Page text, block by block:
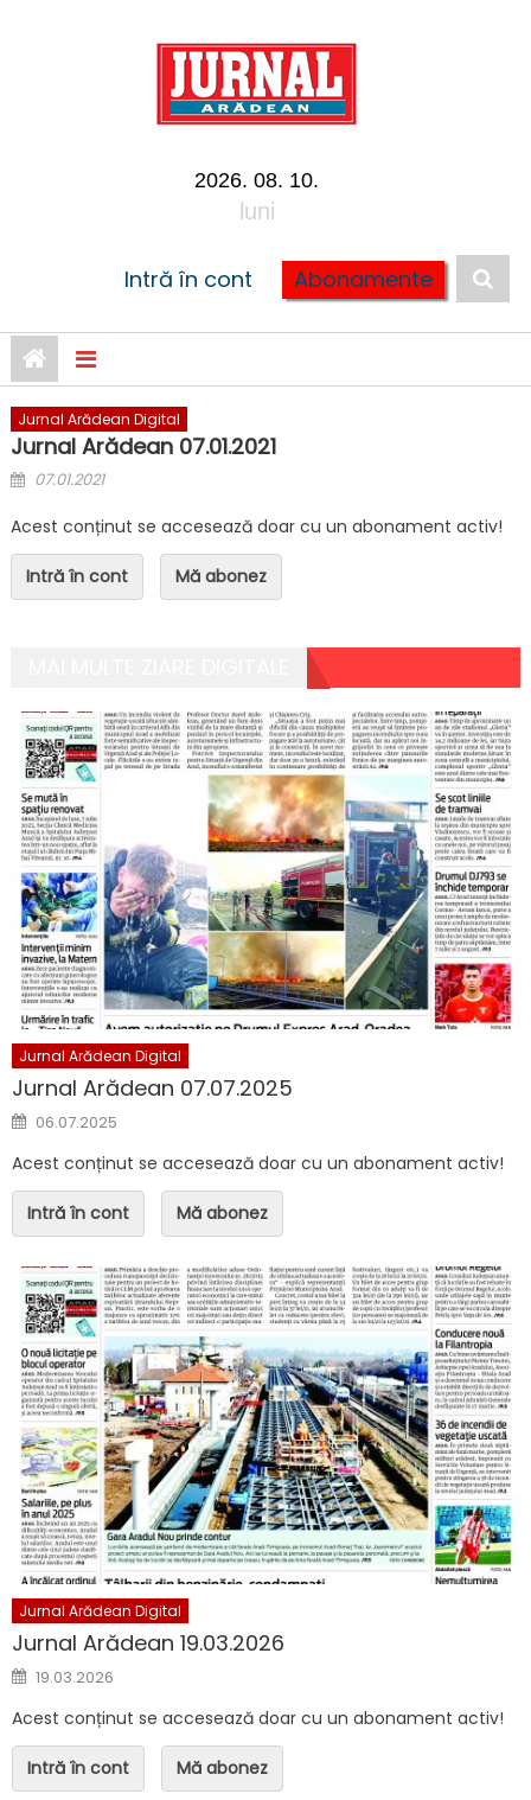
2026. 08. 10.
luni
Intră în cont Abonamente
Jurnal Arădean Digital
Jurnal Arădean 07.01.2021
Posted on
07.01.2021
Acest conținut se accesează doar cu un abonament activ!
Intră în cont Mă abonez
Jurnal Arădean Digital
Jurnal Arădean 07.07.2025
Posted on
06.07.2025
Acest conținut se accesează doar cu un abonament activ!
Intră în cont Mă abonez
Jurnal Arădean Digital
Jurnal Arădean 19.03.2026
Posted on
19.03.2026
Acest conținut se accesează doar cu un abonament activ!
Intră în cont Mă abonez